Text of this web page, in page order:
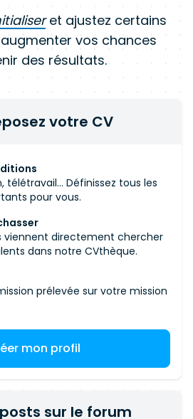
et ajustez certains
vos chances
des résultats.
votre CV
télétravail... Définissez tous les
pour vous.
viennent directement chercher
dans notre CVthèque.
prélevée sur votre mission
mon profil
sur le forum